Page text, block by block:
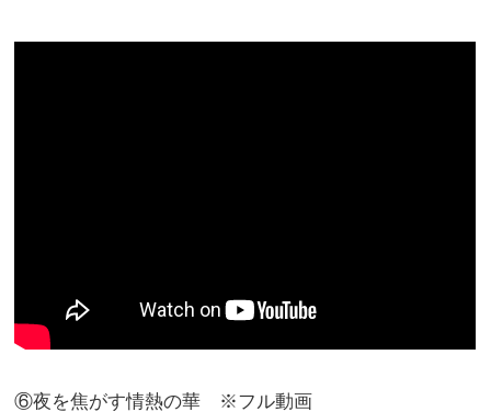
⑥夜を焦がす情熱の華 ※フル動画